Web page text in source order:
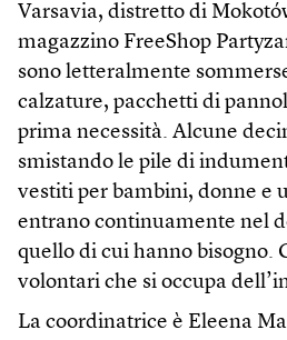
Varsavia, distretto di
magazzino FreeShop
sono letteralmente
calzature, pacchetti di
prima necessità. Alcune
smistando le pile di
vestiti per bambini, donne e
entrano continuamente nel
quello di cui hanno bisogno.
volontari che si occupa
La coordinatrice è Eleena